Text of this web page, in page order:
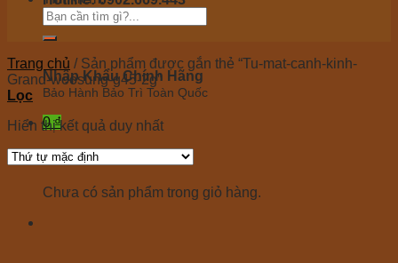
Tư vấn 24/7 miễn phí
Nhập Khẩu Chính Hãng
Bảo Hành Bảo Trì Toàn Quốc
0₫
Giỏ hàng
Chưa có sản phẩm trong giỏ hàng.
Trang chủ /Sản phẩm được gắn thẻ “Tu-mat-canh-kinh-
Grand-woosung-g45-2g”
Lọc
Hiển thị kết quả duy nhất